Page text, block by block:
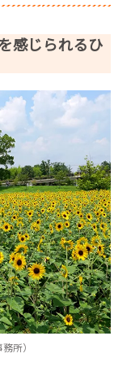
感じられるひ
所）